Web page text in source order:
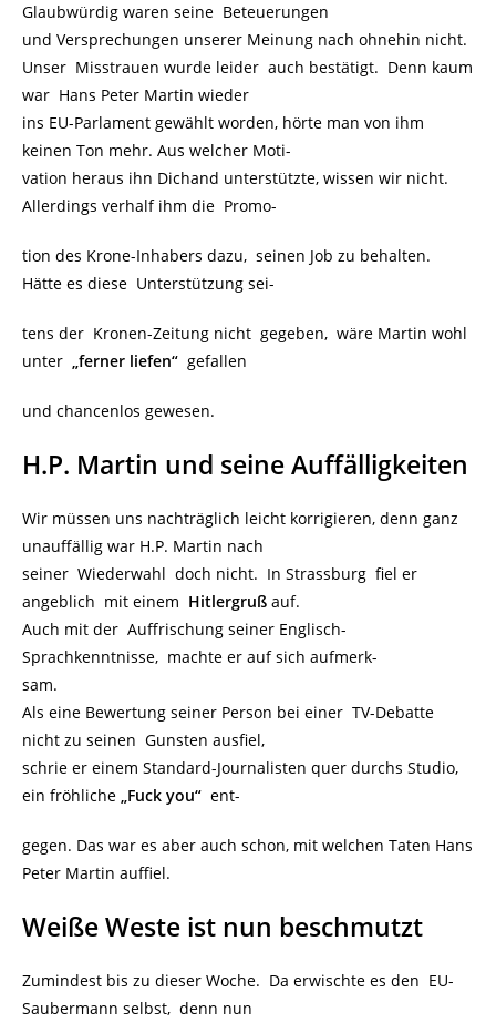
Glaubwürdig waren seine Beteuerungen
und Versprechungen unserer Meinung nach ohnehin nicht.
Unser Misstrauen wurde leider auch bestätigt. Denn kaum
war Hans Peter Martin wieder
ins EU-Parlament gewählt worden, hörte man von ihm
keinen Ton mehr. Aus welcher Moti-
vation heraus ihn Dichand unterstützte, wissen wir nicht.
Allerdings verhalf ihm die Promo-
tion des Krone-Inhabers dazu, seinen Job zu behalten.
Hätte es diese Unterstützung sei-
tens der Kronen-Zeitung nicht gegeben, wäre Martin wohl
unter „ferner liefen“ gefallen
und chancenlos gewesen.
H.P. Martin und seine Auffälligkeiten
Wir müssen uns nachträglich leicht korrigieren, denn ganz
unauffällig war H.P. Martin nach
seiner Wiederwahl doch nicht. In Strassburg fiel er
angeblich mit einem Hitlergruß auf.
Auch mit der Auffrischung seiner Englisch-
Sprachkenntnisse, machte er auf sich aufmerk-
sam.
Als eine Bewertung seiner Person bei einer TV-Debatte
nicht zu seinen Gunsten ausfiel,
schrie er einem Standard-Journalisten quer durchs Studio,
ein fröhliche „Fuck you“ ent-
gegen. Das war es aber auch schon, mit welchen Taten Hans
Peter Martin auffiel.
Weiße Weste ist nun beschmutzt
Zumindest bis zu dieser Woche. Da erwischte es den EU-
Saubermann selbst, denn nun